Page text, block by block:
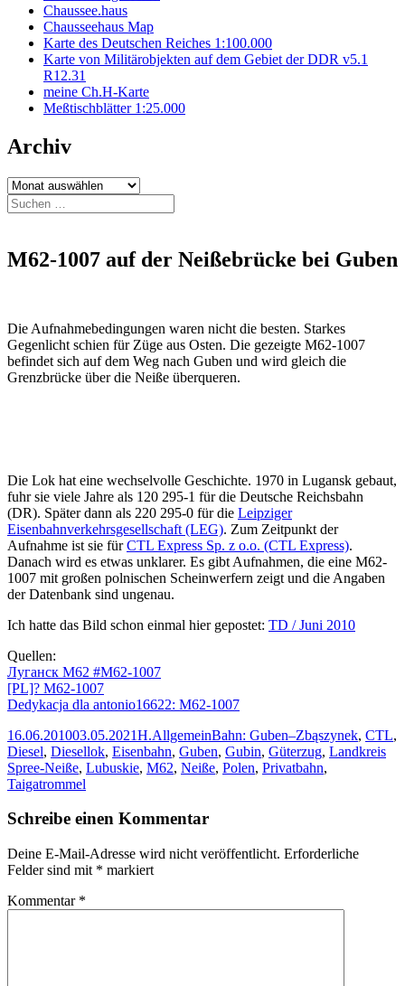
Chaussee.haus
Chausseehaus Map
Karte des Deutschen Reiches 1:100.000
Karte von Militärobjekten auf dem Gebiet der DDR v5.1
R12.31
meine Ch.H-Karte
Meßtischblätter 1:25.000
Archiv
Archiv
Suchen
nach:
M62-1007 auf der Neißebrücke bei Guben
Die Aufnahmebedingungen waren nicht die besten. Starkes
Gegenlicht schien für Züge aus Osten. Die gezeigte M62-1007
befindet sich auf dem Weg nach Guben und wird gleich die
Grenzbrücke über die Neiße überqueren.
Die Lok hat eine wechselvolle Geschichte. 1970 in Lugansk gebaut,
fuhr sie viele Jahre als 120 295-1 für die Deutsche Reichsbahn
(DR). Später dann als 220 295-0 für die Leipziger
Eisenbahnverkehrsgesellschaft (LEG). Zum Zeitpunkt der
Aufnahme ist sie fürCTL Express Sp. z o.o. (CTL Express).
Danach wird es etwas unklarer. Es gibt Aufnahmen, die eine M62-
1007 mit großen polnischen Scheinwerfern zeigt und die Angaben
der Datenbank sind ungenau.
Ich hatte das Bild schon einmal hier gepostet: TD / Juni 2010
Quellen:
Луганск M62 #M62-1007
[PL]? M62-1007
Dedykacja dla antonio16622: M62-1007
Veröffentlicht
am
16.06.201003.05.2021Autor
H.Kategorien
AllgemeinSchlagwörter
Bahn: Guben–Zbąszynek, CTL,
Diesel, Diesellok, Eisenbahn, Guben, Gubin, Güterzug, Landkreis
Spree-Neiße, Lubuskie, M62, Neiße, Polen, Privatbahn,
Taigatrommel
Schreibe einen Kommentar
Deine E-Mail-Adresse wird nicht veröffentlicht. Erforderliche
Felder sind mit * markiert
Kommentar *